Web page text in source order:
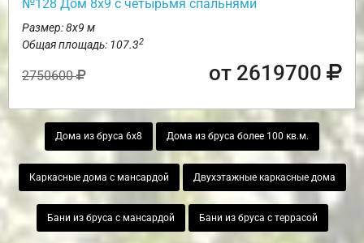
№128 Дом 8х9 с четырьмя спальнями
Размер: 8х9 м
Общая площадь: 107.32
2750600 от 2619700
Дома из бруса 6х8 Дома из бруса более 100 кв.м.
Каркасные дома с мансардой Двухэтажные каркасные дома
Бани из бруса с мансардой Бани из бруса с террасой